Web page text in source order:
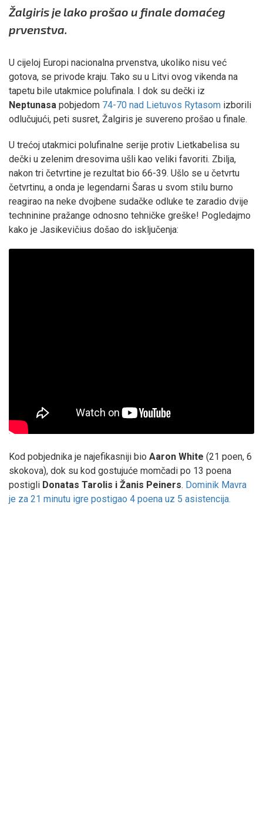
Žalgiris je lako prošao u finale domaćeg
prvenstva.
U cijeloj Europi nacionalna prvenstva, ukoliko nisu već
gotova, se privode kraju. Tako su u Litvi ovog vikenda na
tapetu bile utakmice polufinala. I dok su dečki iz
Neptunasa pobjedom 74-70 nad Lietuvos Rytasom izborili
odlučujući, peti susret, Žalgiris je suvereno prošao u finale.
U trećoj utakmici polufinalne serije protiv Lietkabelisa su
dečki u zelenim dresovima ušli kao veliki favoriti. Zbilja,
nakon tri četvrtine je rezultat bio 66-39. Ušlo se u četvrtu
četvrtinu, a onda je legendarni Šaras u svom stilu burno
reagirao na neke dvojbene sudačke odluke te zaradio dvije
techninine pražange odnosno tehničke greške! Pogledajmo
kako je Jasikevičius došao do isključenja:
Kod pobjednika je najefikasniji bio Aaron White (21 poen, 6
skokova), dok su kod gostujuće momčadi po 13 poena
postigli Donatas Tarolis i Žanis Peiners. Dominik Mavra
je za 21 minutu igre postigao 4 poena uz 5 asistencija.